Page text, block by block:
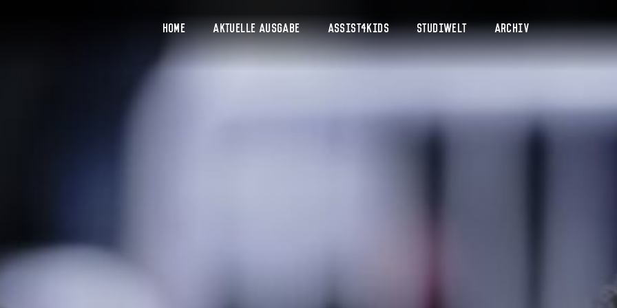
Home Aktuelle Ausgabe Assist4Kids Studiwelt Archiv